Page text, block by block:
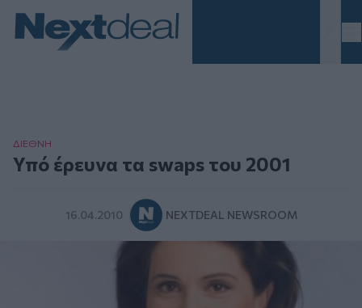
ΔΙΕΘΝΗ
Υπό έρευνα τα swaps του 2001
16.04.2010 NEXTDEAL NEWSROOM